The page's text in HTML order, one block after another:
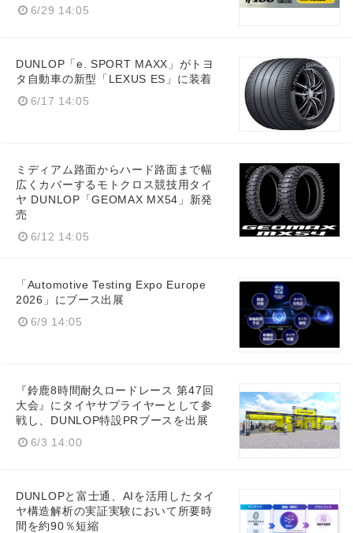
6/29 14:05
DUNLOP「e. SPORT MAXX」がトヨ
タ自動車の新型「LEXUS ES」に装着
6/17 14:05
ミディアム路面からハード路面まで幅
広くカバーするモトクロス競技用タイ
ヤ DUNLOP「GEOMAX MX54」新発
売
6/12 14:05
「Automotive Testing Expo Europe
2026」にブース出展
6/9 14:05
『鈴鹿8時間耐久ロードレース 第47回
大会』にタイヤサプライヤーとして参
戦し、DUNLOP特設PRブースを出展
6/3 14:00
DUNLOPと富士通、AIを活用したタイ
ヤ構造解析の実証実験において所要時
間を約90％短縮